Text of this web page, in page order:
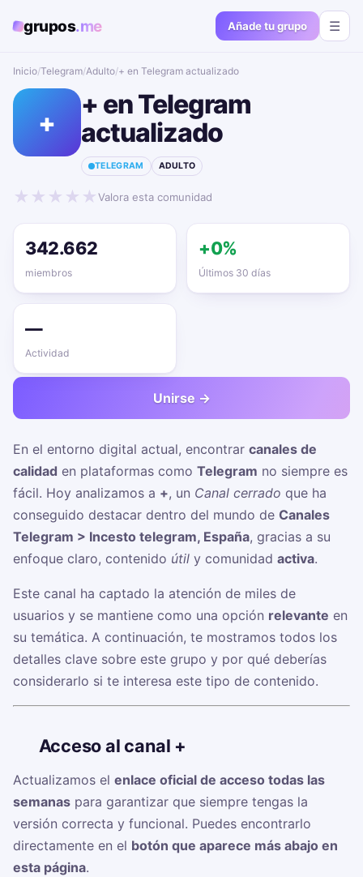
grupos.me Añade tu grupo ☰
Inicio/Telegram/Adulto/+ en Telegram actualizado📱🔥
+
+ en Telegram
actualizado📱🔥
TELEGRAM ADULTO
★ ★ ★ ★ ★Valora esta comunidad
342.662
miembros
+0%
Últimos 30 días
—
Actividad
Unirse →
En el entorno digital actual, encontrar canales de
calidad en plataformas como Telegram no siempre es
fácil. Hoy analizamos a +, un Canal cerrado que ha
conseguido destacar dentro del mundo de Canales
Telegram > Incesto telegram, España, gracias a su
enfoque claro, contenido útil y comunidad activa.
Este canal ha captado la atención de miles de
usuarios y se mantiene como una opción relevante en
su temática. A continuación, te mostramos todos los
detalles clave sobre este grupo y por qué deberías
considerarlo si te interesa este tipo de contenido.
Acceso al canal +
Actualizamos el enlace oficial de acceso todas las
semanas para garantizar que siempre tengas la
versión correcta y funcional. Puedes encontrarlo
directamente en el botón que aparece más abajo en
esta página.